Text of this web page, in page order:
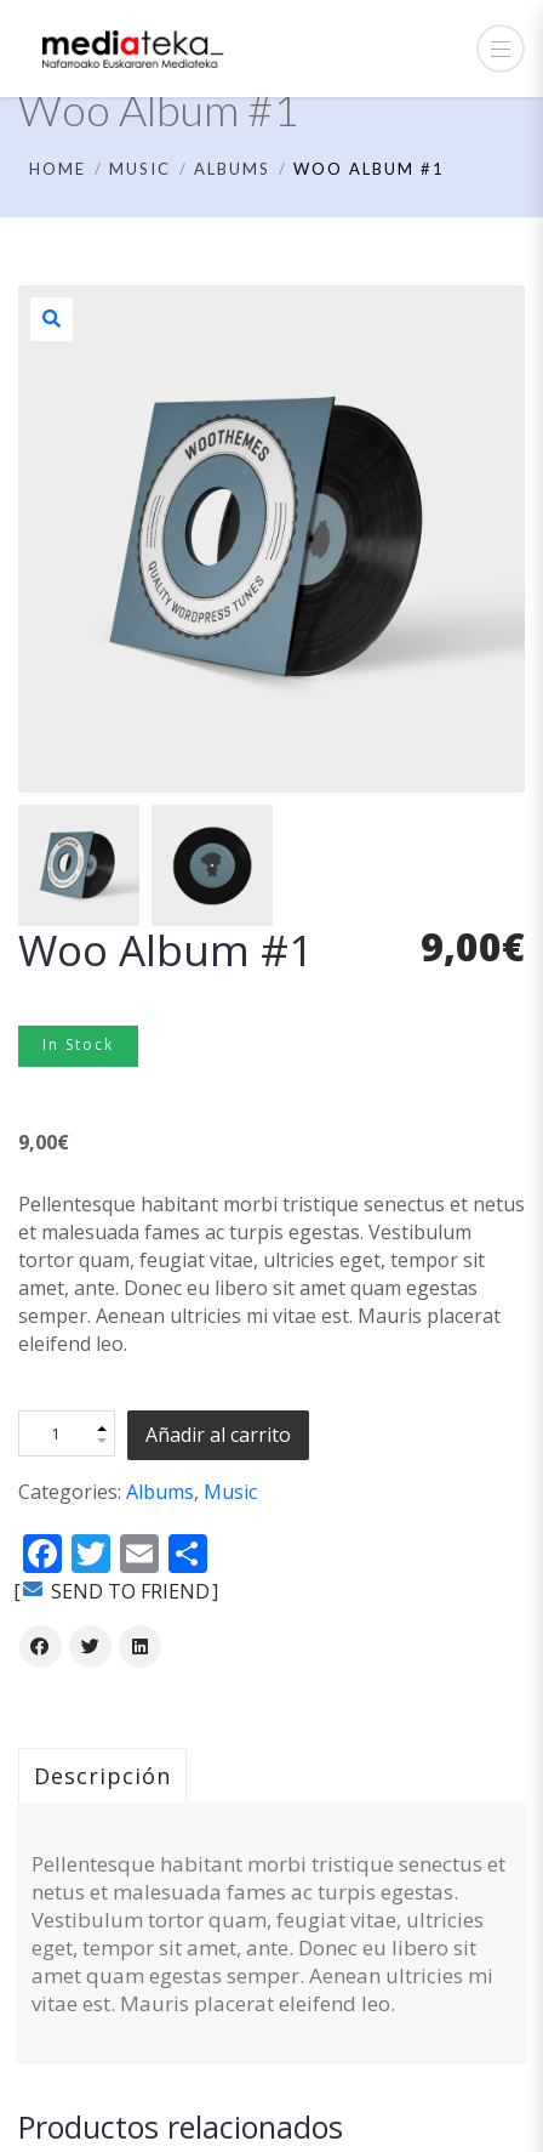
Woo Album #1
HOME MUSIC ALBUMS WOO ALBUM #1
Woo Album #1
In Stock
9,00€
9,00€
Pellentesque habitant morbi tristique senectus et netus
et malesuada fames ac turpis egestas. Vestibulum
tortor quam, feugiat vitae, ultricies eget, tempor sit
amet, ante. Donec eu libero sit amet quam egestas
semper. Aenean ultricies mi vitae est. Mauris placerat
eleifend leo.
Añadir al carrito
Categories: Albums, Music
Facebook
Twitter
Email
SEND TO FRIEND
Descripción
Pellentesque habitant morbi tristique senectus et
netus et malesuada fames ac turpis egestas.
Vestibulum tortor quam, feugiat vitae, ultricies
eget, tempor sit amet, ante. Donec eu libero sit
amet quam egestas semper. Aenean ultricies mi
vitae est. Mauris placerat eleifend leo.
Productos relacionados